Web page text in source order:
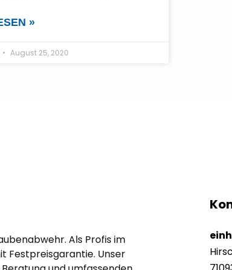
»
August 25, 2020
Als Profis im
Festpreisgarantie. Unser